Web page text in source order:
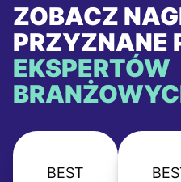
ZOBACZ
PRZYZNANE
EKSPERTÓW
BEST